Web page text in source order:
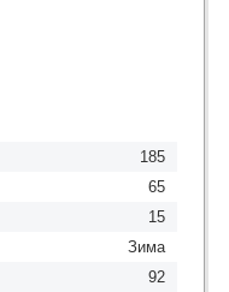
185
65
15
Зима
92